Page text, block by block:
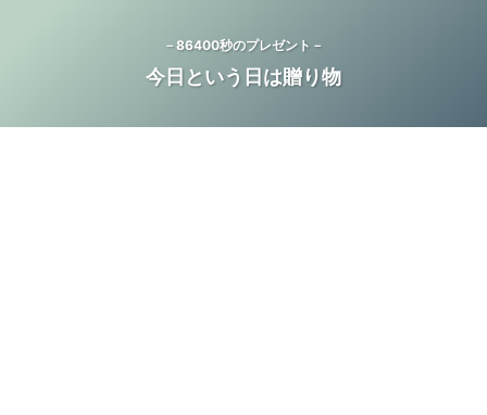
－86400秒のプレゼント－
今日という日は贈り物